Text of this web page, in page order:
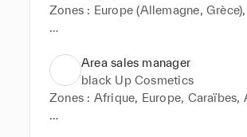
Zones : Europe (Allemagne,
• Pilotage et développement
d’un portefeuille de distributeurs
- Définition et déploiement de
spécificités locales
Area sales manager
black Up Cosmetics
Zones : Afrique, Europe,